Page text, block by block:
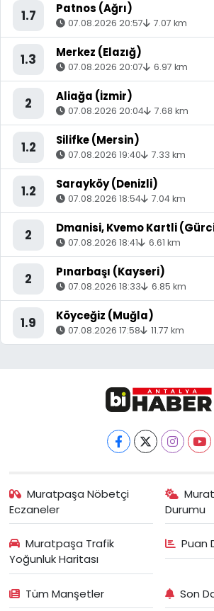
1.7 Patnos (Ağrı)
07.08.2026 20:57 7.07 km
1.3 Merkez (Elazığ)
07.08.2026 20:07 6.97 km
2 Aliağa (İzmir)
07.08.2026 20:04 7.68 km
1.2 Silifke (Mersin)
07.08.2026 19:40 7.33 km
1.2 Sarayköy (Denizli)
07.08.2026 18:54 7.04 km
2 07.08.2026 18:41 6.61 km
2 Pınarbaşı (Kayseri)
07.08.2026 18:33 6.85 km
1.9 Köyceğiz (Muğla)
07.08.2026 17:58 11.77 km
Muratpaşa Nöbetçi
Eczaneler
Durumu
Muratpaşa Trafik
Yoğunluk Haritası
Puan
Tüm Manşetler Son